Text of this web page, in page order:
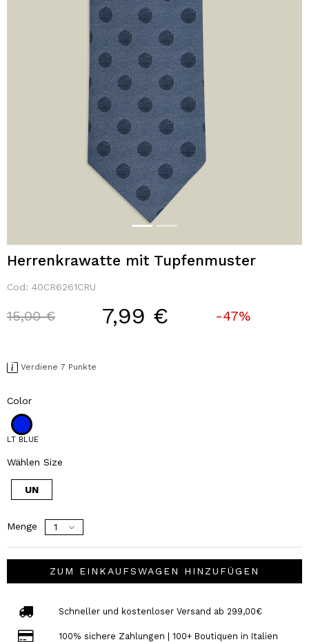
Herrenkrawatte mit Tupfenmuster
Cod: 40CR6261CRU
Price reduced from
15,00 €to 7,99 € -47%
Verdiene 7 Punkte
Color
LT BLUE
Wählen Size
UN
Menge
ZUM EINKAUFSWAGEN HINZUFÜGEN
Schneller und kostenloser Versand ab 299,00€
100% sichere Zahlungen | 100+ Boutiquen in Italien